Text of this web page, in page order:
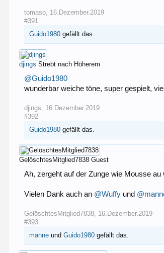
tomaso, 16.Dezember.2019
#391
Guido1980 gefällt das.
djings Strebt nach Höherem
@Guido1980
wunderbar weiche töne, super gespielt,
djings, 16.Dezember.2019
#392
Guido1980 gefällt das.
GelöschtesMitglied7838 Guest
Ah, zergeht auf der Zunge wie Mousse au
Vielen Dank auch an @Wuffy und
GelöschtesMitglied7838, 16.Dezember.2019
#393
manne undGuido1980 gefällt das.